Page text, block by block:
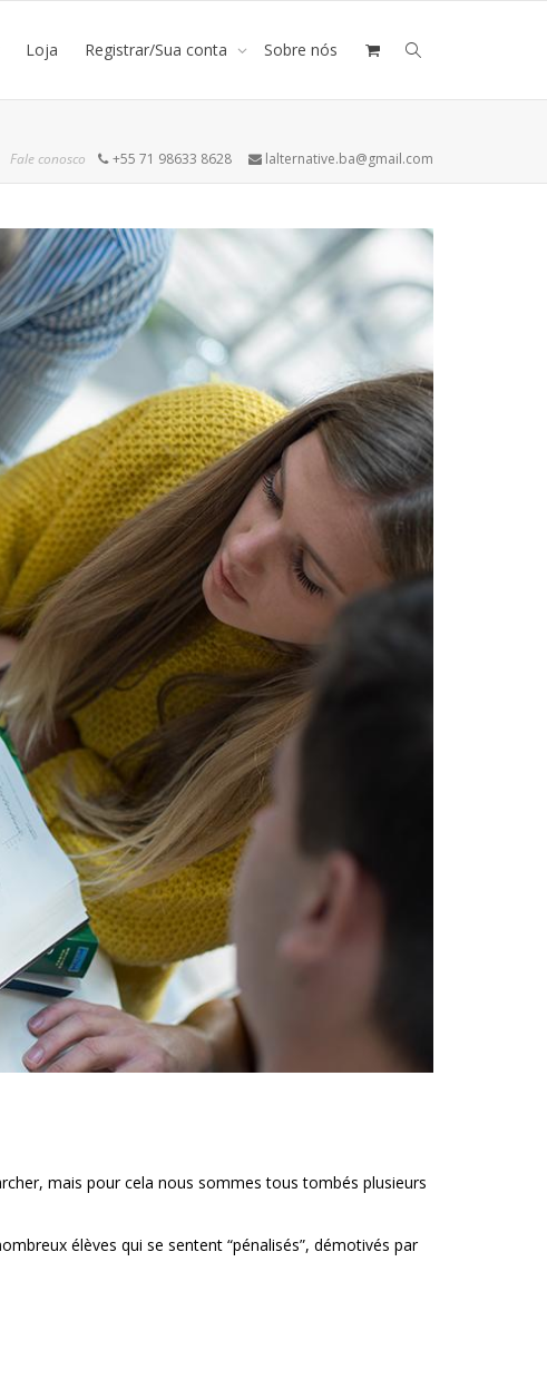
Loja Registrar/Sua conta Sobre nós
Fale conosco +55 71 98633 8628 lalternative.ba@gmail.com
mais pour cela nous sommes tous tombés plusieurs
élèves qui se sentent “pénalisés”, démotivés par